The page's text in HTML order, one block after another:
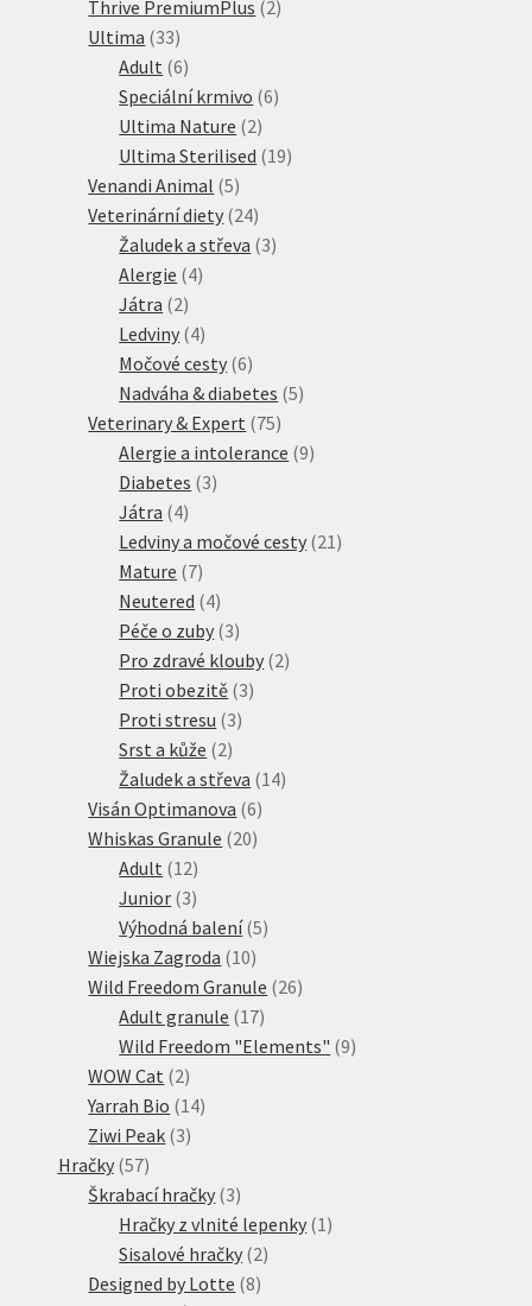
produktů
Thrive PremiumPlus 22
Ultima 3333
produktů
Adult 66
produktů
Speciální krmivo 66
Ultima Nature 22
produkty
Ultima Sterilised 1919
Venandi Animal 55
produktů
Veterinární diety 2424
produktů
Žaludek a střeva 33
Alergie 44
Játra 22
produkty
Ledviny 44
produkty
Močové cesty 66
produktů
Nadváha & diabetes 55
Veterinary & Expert 7575
produktů
Alergie a intolerance 99
Diabetes 33
Játra 44
produkty
Ledviny a močové cesty 21 21
Mature 77
produktů
Neutered 44
produkty
Péče o zuby 33
produkty
Pro zdravé klouby 22
Proti obezitě 33
Proti stresu 33
Srst a kůže 22
produkty
Žaludek a střeva 1414
Visán Optimanova 66
produktů
Whiskas Granule 2020
Adult 1212
produktů
Junior 33
produkty
Výhodná balení 55
Wiejska Zagroda 1010
produktů
Wild Freedom Granule 2626
Adult granule 1717
produktů
Wild Freedom "Elements" 99
WOW Cat 22
produkty
Yarrah Bio 1414
Ziwi Peak 33
Hračky 5757
produktů
Škrabací hračky 33
produkty
Hračky z vlnité lepenky 1 1
Sisalové hračky 22
Designed by Lotte 88